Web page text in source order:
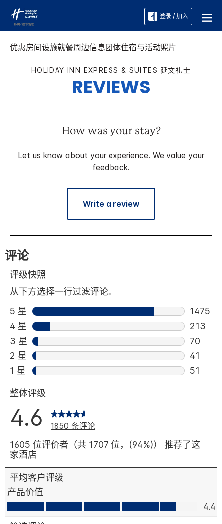
登录 / 加入
优惠房间设施就餐周边信息团体住宿与活动照片
HOLIDAY INN EXPRESS & SUITES 延文礼士
REVIEWS
How was your stay?
Let us know about your experience. We value your
feedback.
Write a review